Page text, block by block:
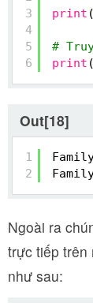
3
4
5
6
print (
#
print (
Out[18]
1
2
Ngoài ra
trực tiếp trên
như sau: